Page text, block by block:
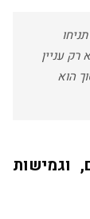
עניין
הוא
וגמישות